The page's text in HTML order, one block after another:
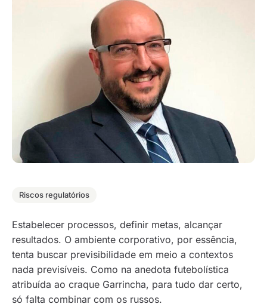
Riscos regulatórios
Estabelecer processos, definir metas, alcançar
resultados. O ambiente corporativo, por essência,
tenta buscar previsibilidade em meio a contextos
nada previsíveis. Como na anedota futebolística
atribuída ao craque Garrincha, para tudo dar certo,
só falta combinar com os russos.